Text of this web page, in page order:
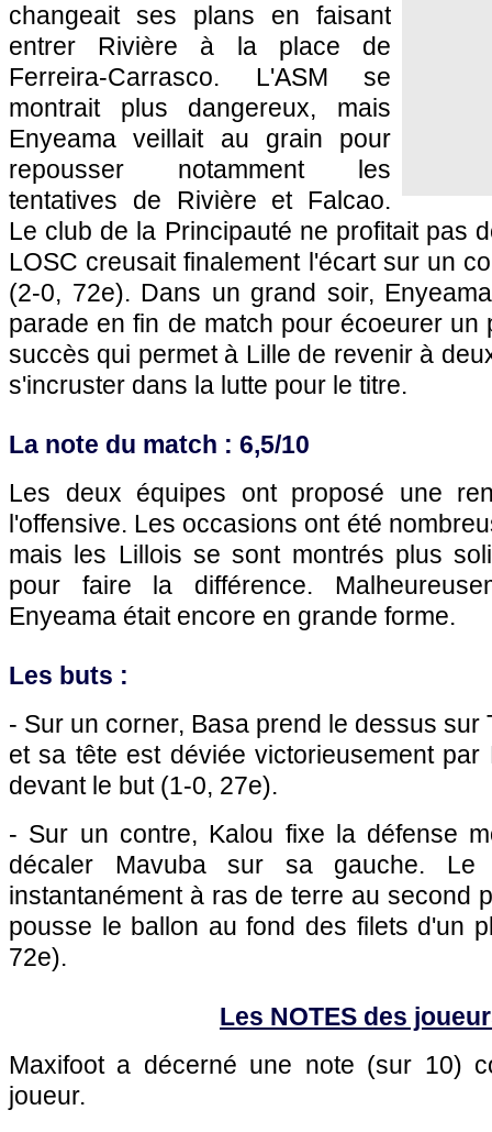
changeait ses plans en faisant
entrer Rivière à la place de
Ferreira-Carrasco. L'ASM se
montrait plus dangereux, mais
Enyeama veillait au grain pour
repousser notamment les
tentatives de Rivière et Falcao.
Le club de la Principauté ne profitait pas
LOSC creusait finalement l'écart sur un
(2-0, 72e). Dans un grand soir,
parade en fin de match pour écoeurer
succès qui permet à Lille de revenir à
s'incruster dans la lutte pour le titre.
La note du match : 6,5/10
Les deux équipes ont proposé une
l'offensive. Les occasions ont été
mais les Lillois se sont montrés plus
pour faire la différence.
Enyeama était encore en grande forme.
Les buts :
- Sur un corner, Basa prend le dessus sur
et sa tête est déviée victorieusement
devant le but (1-0, 27e).
- Sur un contre, Kalou fixe la défense
décaler Mavuba sur sa gauche. Le
instantanément à ras de terre au second
pousse le ballon au fond des filets d'un
72e).
Les NOTES des
Maxifoot a décerné une note (sur 10)
joueur.